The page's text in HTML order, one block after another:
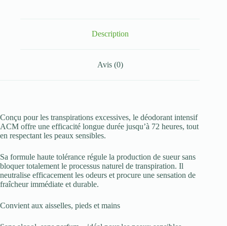
Description
Avis (0)
Conçu pour les transpirations excessives, le déodorant intensif
ACM offre une efficacité longue durée jusqu’à 72 heures, tout
en respectant les peaux sensibles.
Sa formule haute tolérance régule la production de sueur sans
bloquer totalement le processus naturel de transpiration. Il
neutralise efficacement les odeurs et procure une sensation de
fraîcheur immédiate et durable.
Convient aux aisselles, pieds et mains